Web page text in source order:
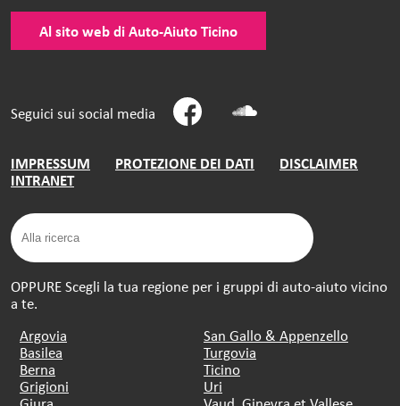
Al sito web di Auto-Aiuto Ticino
Seguici sui social media
IMPRESSUM PROTEZIONE DEI DATI
DISCLAIMER
INTRANET
OPPURE Scegli la tua regione per i gruppi di auto-aiuto vicino
a te.
Argovia
Basilea
Berna
Grigioni
San Gallo & Appenzello
Turgovia
Ticino
Uri